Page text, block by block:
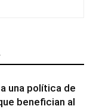
una política de
benefician al